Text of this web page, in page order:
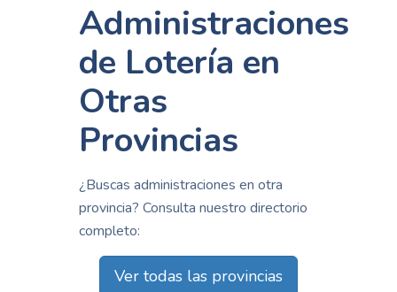
Administraciones
de Lotería en
Otras
Provincias
¿Buscas administraciones en otra
provincia? Consulta nuestro directorio
completo:
Ver todas las provincias